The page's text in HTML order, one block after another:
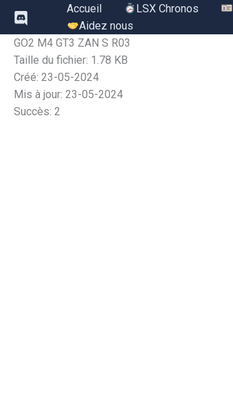
Aller
contenu
Accueil LSX Chronos
Aidez nous
GO2 M4 GT3 ZAN S R03
Taille du fichier: 1.78 KB
Créé: 23-05-2024
Mis à jour: 23-05-2024
Succès: 2